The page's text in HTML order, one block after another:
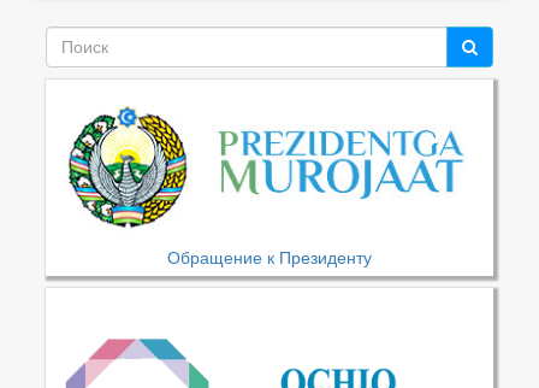
Обращение к Президенту